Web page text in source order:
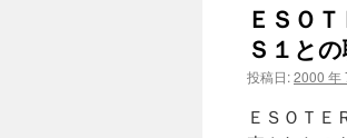
ＥＳＯ
Ｓ１と
投稿日:2000 年
ＥＳＯＴＥ